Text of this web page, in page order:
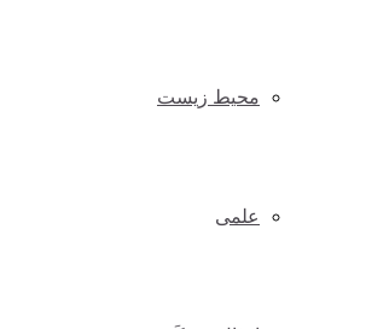
محیط زیست
علمی